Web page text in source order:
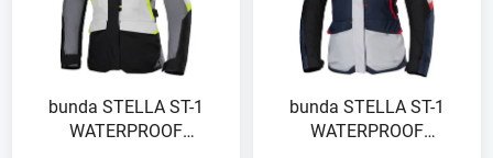
bunda STELLA ST-1
WATERPROOF
bunda STELLA ST-1
WATERPROOF